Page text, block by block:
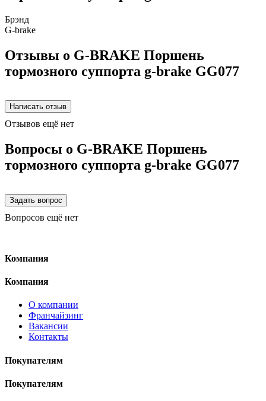
Брэнд
G-brake
Отзывы о G-BRAKE Поршень
тормозного суппорта g-brake GG077
Отзывов ещё нет
Вопросы о G-BRAKE Поршень
тормозного суппорта g-brake GG077
Вопросов ещё нет
Компания
Компания
О компании
Франчайзинг
Вакансии
Контакты
Покупателям
Покупателям